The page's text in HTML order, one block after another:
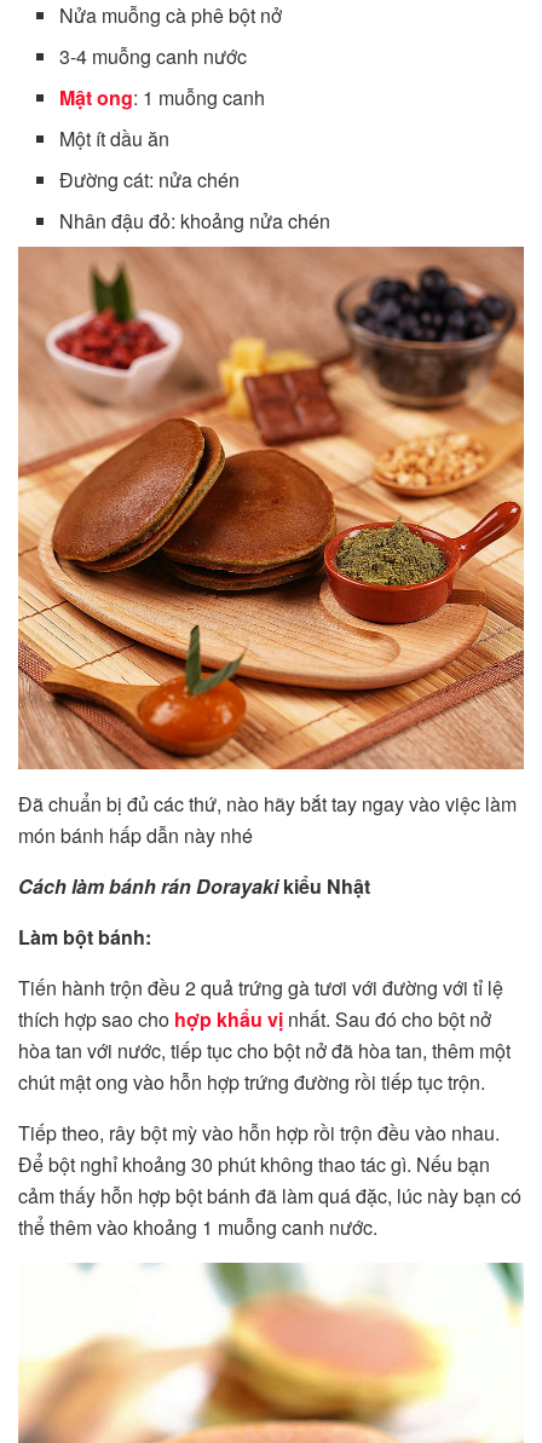
Nửa muỗng cà phê bột nở
3-4 muỗng canh nước
Mật ong: 1 muỗng canh
Một ít dầu ăn
Đường cát: nửa chén
Nhân đậu đỏ: khoảng nửa chén
Đã chuẩn bị đủ các thứ, nào hãy bắt tay ngay vào việc làm
món bánh hấp dẫn này nhé
Cách làm bánh rán Dorayakikiểu Nhật
Làm bột bánh:
Tiến hành trộn đều 2 quả trứng gà tươi với đường với tỉ lệ
thích hợp sao cho hợp khẩu vị nhất. Sau đó cho bột nở
hòa tan với nước, tiếp tục cho bột nở đã hòa tan, thêm một
chút mật ong vào hỗn hợp trứng đường rồi tiếp tục trộn.
Tiếp theo, rây bột mỳ vào hỗn hợp rồi trộn đều vào nhau.
Để bột nghỉ khoảng 30 phút không thao tác gì. Nếu bạn
cảm thấy hỗn hợp bột bánh đã làm quá đặc, lúc này bạn có
thể thêm vào khoảng 1 muỗng canh nước.